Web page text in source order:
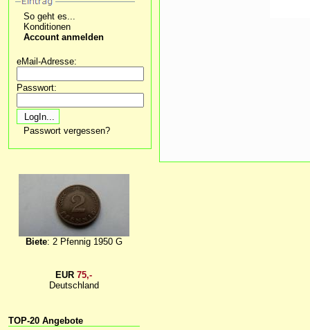
So geht es...
Konditionen
Account anmelden
eMail-Adresse:
Passwort:
Passwort vergessen?
Biete: 2 Pfennig 1950 G
EUR 75,-
Deutschland
TOP-20 Angebote